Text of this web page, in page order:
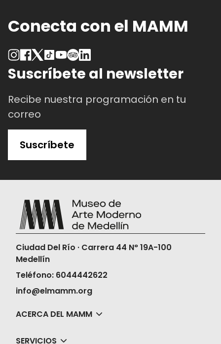
Conecta con el MAMM
Suscríbete al newsletter
Recibe nuestra programación en tu
correo
Suscríbete
Ciudad Del Río · Carrera 44 N° 19A-100
Medellín
Teléfono: 6044442622
info@elmamm.org
ACERCA DEL MAMM
SERVICIOS